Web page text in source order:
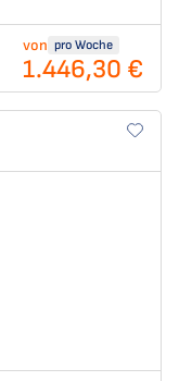
von pro Woche
1.446,30 €